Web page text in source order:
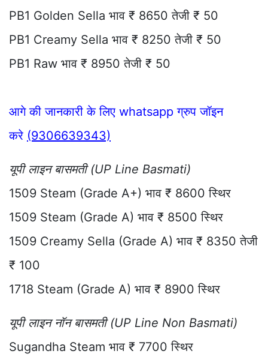
PB1 Golden Sella भाव ₹ 8650 तेजी ₹ 50
PB1 Creamy Sella भाव ₹ 8250 तेजी ₹ 50
PB1 Raw भाव ₹ 8950 तेजी ₹ 50
आगे की जानकारी के लिए whatsapp ग्रुप जॉइन
करे (9306639343)
यूपी लाइन बासमती (UP Line Basmati)
1509 Steam (Grade A+) भाव ₹ 8600 स्थिर
1509 Steam (Grade A) भाव ₹ 8500 स्थिर
1509 Creamy Sella (Grade A) भाव ₹ 8350 तेजी
₹ 100
1718 Steam (Grade A) भाव ₹ 8900 स्थिर
यूपी लाइन नॉन बासमती (UP Line Non Basmati)
Sugandha Steam भाव ₹ 7700 स्थिर